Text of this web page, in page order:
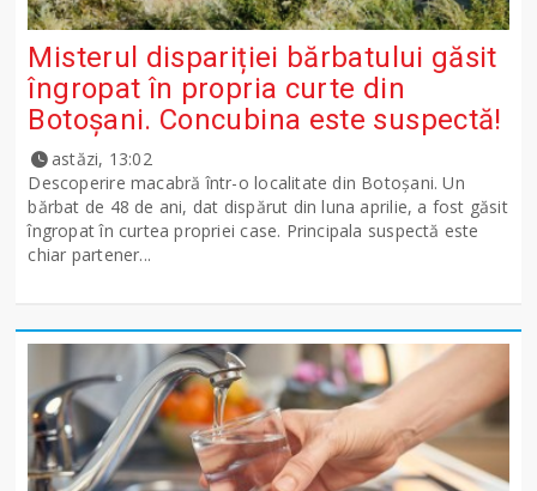
Misterul dispariției bărbatului găsit
îngropat în propria curte din
Botoșani. Concubina este suspectă!
astăzi, 13:02
Descoperire macabră într-o localitate din Botoșani. Un
bărbat de 48 de ani, dat dispărut din luna aprilie, a fost găsit
îngropat în curtea propriei case. Principala suspectă este
chiar partener...